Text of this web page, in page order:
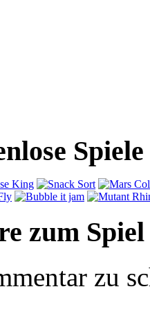
zum Spiel
zu